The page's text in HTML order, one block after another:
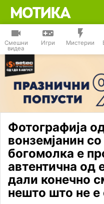
Смешни
видеа
Игри Мистерии
Фотографија
вонземјанин
богомолка е
автентична од
дали конечно
нешто што не е